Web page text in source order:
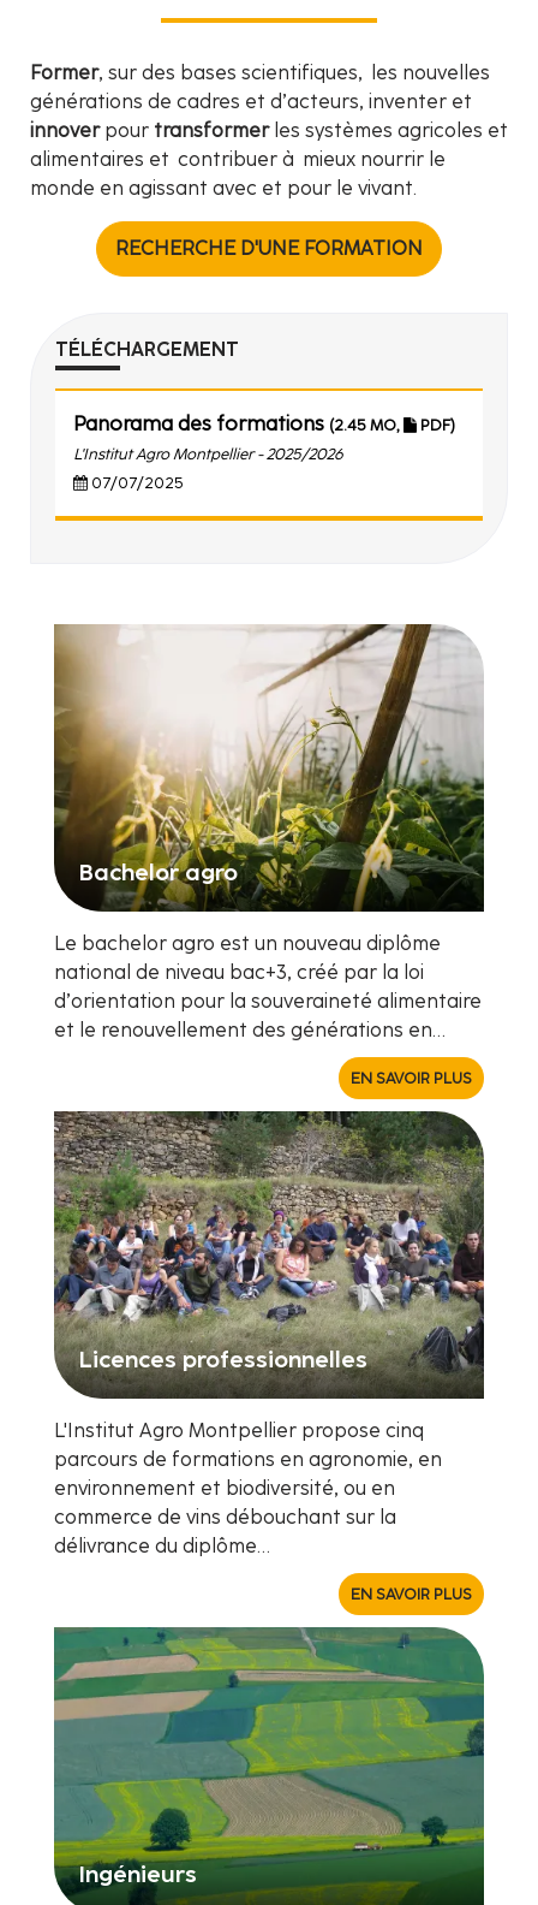
Former, sur des bases scientifiques, les nouvelles
générations de cadres et d’acteurs, inventer et
innover pour transformer les systèmes agricoles et
alimentaires et contribuer à mieux nourrir le
monde en agissant avec et pour le vivant.
RECHERCHE D'UNE FORMATION
TÉLÉCHARGEMENT
Panorama des formations (2.45 MO,
PDF)
L'Institut Agro Montpellier - 2025/2026
07/07/2025
Bachelor agro
Le bachelor agro est un nouveau diplôme
national de niveau bac+3, créé par la loi
d’orientation pour la souveraineté alimentaire
et le renouvellement des générations en…
EN SAVOIR PLUS
Licences professionnelles
L'Institut Agro Montpellier propose cinq
parcours de formations en agronomie, en
environnement et biodiversité, ou en
commerce de vins débouchant sur la
délivrance du diplôme…
EN SAVOIR PLUS
Ingénieurs